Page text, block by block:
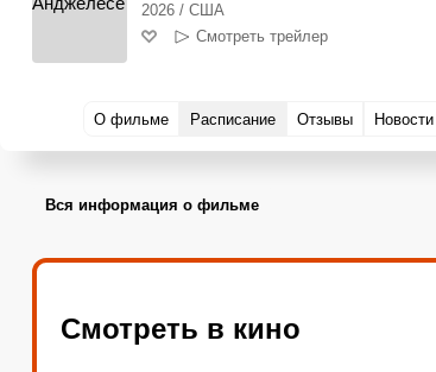
2026 / США
Смотреть трейлер
О фильме Расписание Отзывы Новости
Вся информация о фильме
Смотреть в кино